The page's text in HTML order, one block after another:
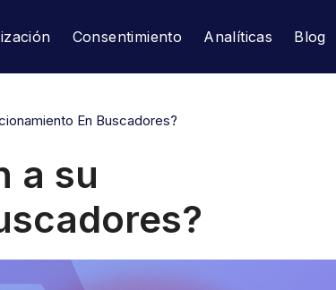
Consentimiento Analíticas Blog
En Buscadores?
a su